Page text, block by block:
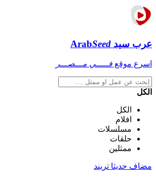
عرب سيد ArabSeed
اسرع موقع فـــــي مـــصـــر
الكل
الكل
افلام
مسلسلات
حلقات
ممثلين
مضاف حديثا تريند